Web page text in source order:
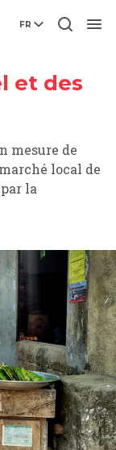
FR
et des
mesure de
local de
la